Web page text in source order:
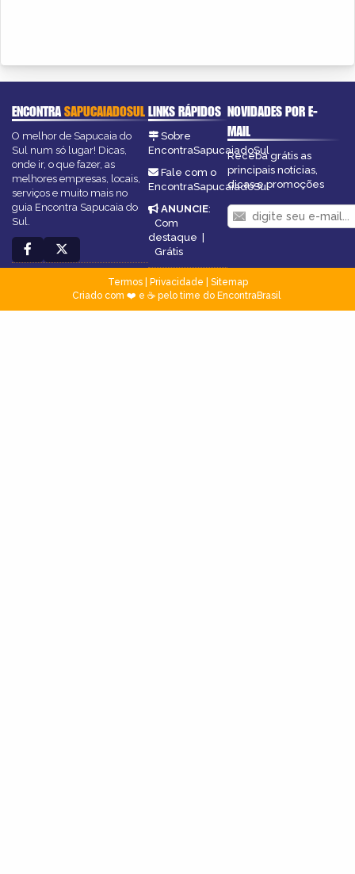
ENCONTRASAPUCAIADOSUL
O melhor de Sapucaia do
Sul num só lugar! Dicas,
onde ir, o que fazer, as
melhores empresas, locais,
serviços e muito mais no
guia Encontra Sapucaia do
Sul.
LINKS RÁPIDOS
Sobre
EncontraSapucaiadoSul
Fale com o
EncontraSapucaiadoSul
ANUNCIE:
Com
destaque |
Grátis
NOVIDADES POR E-
MAIL
Receba grátis as
principais notícias,
dicas e promoções
Termos| Privacidade
Sitemap
Criado com ❤️ e ☕ pelo time do EncontraBrasil